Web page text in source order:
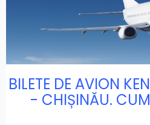
BILETE DE AVION
- CHIȘINĂU.